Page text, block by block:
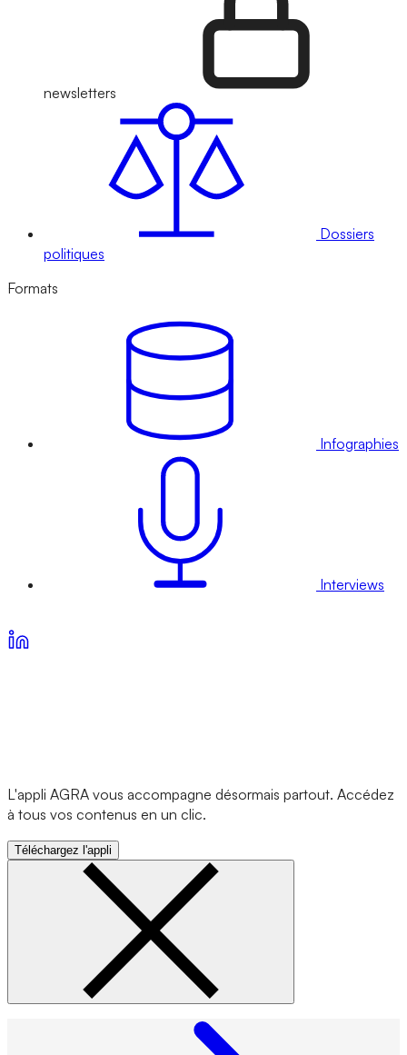
newsletters
Dossiers
politiques
Formats
Infographies
Interviews
L'appli AGRA vous accompagne désormais partout. Accédez
à tous vos contenus en un clic.
Téléchargez l'appli